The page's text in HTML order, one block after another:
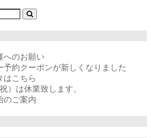
へのお願い
予約クーポンが新しくなりました
はこちら
）は休業致します。
のご案内